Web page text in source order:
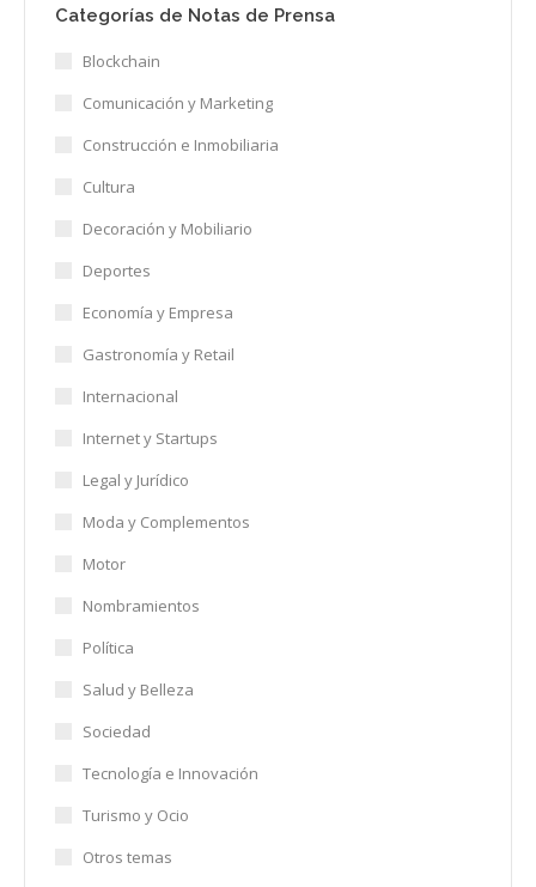
Categorías de Notas de Prensa
Blockchain
Comunicación y Marketing
Construcción e Inmobiliaria
Cultura
Decoración y Mobiliario
Deportes
Economía y Empresa
Gastronomía y Retail
Internacional
Internet y Startups
Legal y Jurídico
Moda y Complementos
Motor
Nombramientos
Política
Salud y Belleza
Sociedad
Tecnología e Innovación
Turismo y Ocio
Otros temas